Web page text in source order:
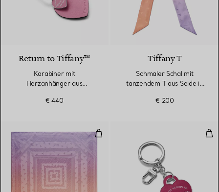
Return to Tiffany™
Karabiner mit
Herzanhänger aus
€ 440
Tiffany T
Schmaler Schal mit
tanzendem T aus Seide in
€ 200
Quadratischer Schal mit